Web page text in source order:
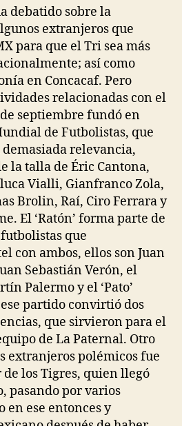
debatido sobre la
extranjeros que
para que el Tri sea más
así como
en Concacaf. Pero
relacionadas con el
septiembre fundó en
de Futbolistas, que
relevancia,
la talla de Éric Cantona,
Vialli, Gianfranco Zola,
Brolin, Raí, Ciro Ferrara y
El ‘Ratón’ forma parte de
que
con ambos, ellos son Juan
Sebastián Verón, el
Palermo y el ‘Pato’
partido convirtió dos
que sirvieron para el
de La Paternal. Otro
extranjeros polémicos fue
los Tigres, quien llegó
pasando por varios
en ese entonces y